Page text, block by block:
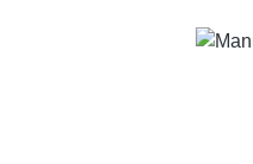
Bildergalerie überspringen